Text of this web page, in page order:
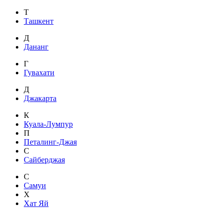
Т
Ташкент
Д
Дананг
Г
Гувахати
Д
Джакарта
К
Куала-Лумпур
П
Петалинг-Джая
С
Сайберджая
С
Самуи
Х
Хат Яй